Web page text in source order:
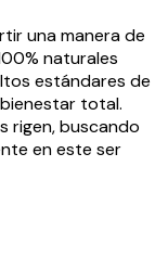
una manera de
naturales
estándares de
total.
rigen, buscando
en este ser